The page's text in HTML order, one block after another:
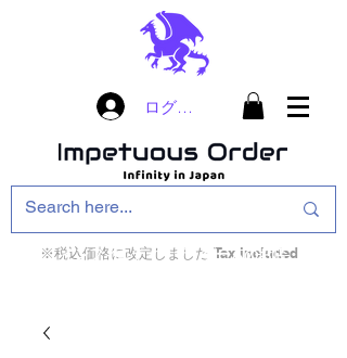
ログイン
※税込価格に改定しました Tax included
インフィニティ・ザ・ゲームのお店